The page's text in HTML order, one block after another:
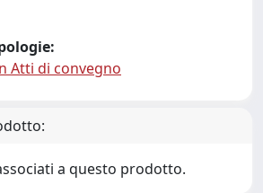
Atti di convegno
a questo prodotto.